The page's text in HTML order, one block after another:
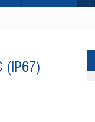
(IP67)